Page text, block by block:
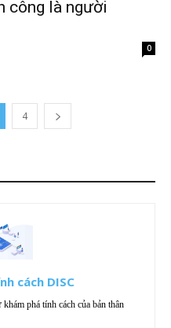
công là người
0
4
cách DISC
phá tính cách của bản thân